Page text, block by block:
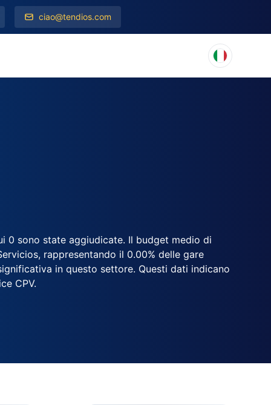
ciao@tendios.com
0 sono state aggiudicate. Il budget medio di
rappresentando il 0.00% delle gare
in questo settore. Questi dati indicano
CPV.